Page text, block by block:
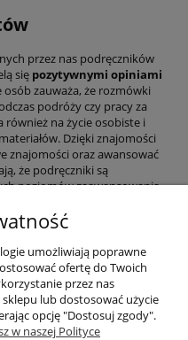
przez nas podręczników
się pozytywnymi opiniami
osób zauważa, że rozmówki
podróży czy pracy za
również na życie osobiste i
Dzięki znajomości
znajomości oraz awansować
że podręczniki są
poziomów zaawansowania.
osobistego oraz
wypróbowania naszych
umożliwiają poprawne
ofertę do Twoich
przez nas
lub dostosować użycie
opcję "Dostosuj zgody".
w naszej Polityce